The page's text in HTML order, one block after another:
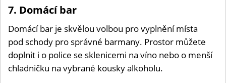
7. Domácí bar
Domácí bar je skvělou volbou pro vyplnění místa
pod schody pro správné barmany. Prostor můžete
doplnit i o police se sklenicemi na víno nebo o menší
chladničku na vybrané kousky alkoholu.